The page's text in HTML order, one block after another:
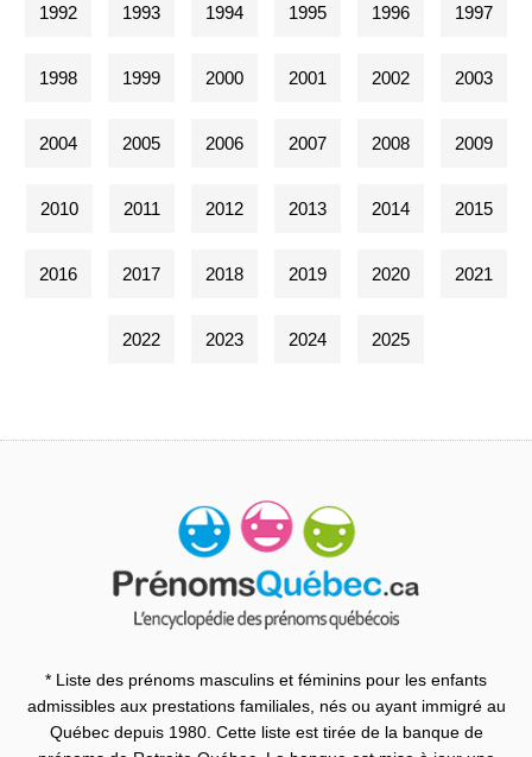
1992 1993 1994 1995 1996 1997
1998 1999 2000 2001 2002 2003
2004 2005 2006 2007 2008 2009
2010 2011 2012 2013 2014 2015
2016 2017 2018 2019 2020 2021
2022 2023 2024 2025
* Liste des prénoms masculins et féminins pour les enfants
admissibles aux prestations familiales, nés ou ayant immigré au
Québec depuis 1980. Cette liste est tirée de la banque de